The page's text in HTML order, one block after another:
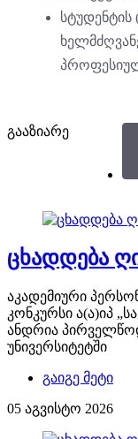
სტუდენტის
გააზიარე
ცხადდება
აკადემიური
კონკურსი ა(ა)იპ
ანდრია
უნივერსიტეტში
გაიგე მეტი
05 აგვისტო 2026